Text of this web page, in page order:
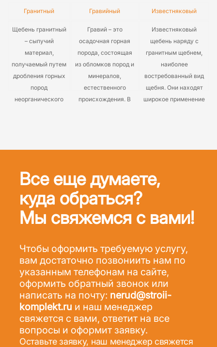
Гранитный Гравийный Известняковый
Щебень гранитный
– сыпучий
материал,
получаемый путем
дробления горных
пород
неорганического
железобетона,
железнодорожного
полотна.
Гравий – это
осадочная горная
порода, состоящая
из обломков пород и
минералов,
естественного
происхождения. В
сравнительно
поверхность, не
имеют острых
Известняковый
щебень наряду с
гранитным щебнем,
наиболее
востребованный вид
щебня. Они находят
широкое применение
отличаются по
Все еще думаете,
куда обраться?
Мы свяжемся с вами!
Чтобы оформить требуемую услугу,
вам достаточно позвониить нам по
указанным телефонам на сайте,
оформить обратный звонок или
написать на почту: nerud@stroii-
komplekt.ru и наш менеджер
свяжется с вами, ответит на все
вопросы и оформит заявку.
Оставьте заявку, наш менеджер свяжется